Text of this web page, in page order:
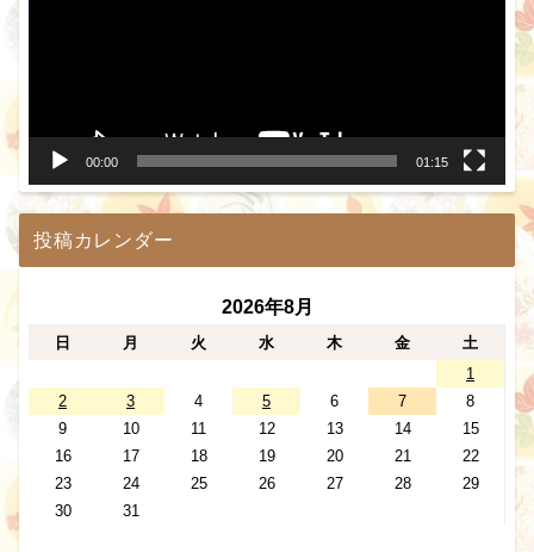
00:00 01:15
投稿カレンダー
2026年8月
日 月 火 水 木 金
土
1
2
3 4 5 6 7
8
9
10 11 12 13 14
15
16
17 18 19 20 21
22
23
24 25 26 27 28
29
30
31